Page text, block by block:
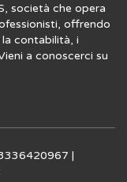
società che opera
offrendo
contabilità, i
a conoscerci su
|